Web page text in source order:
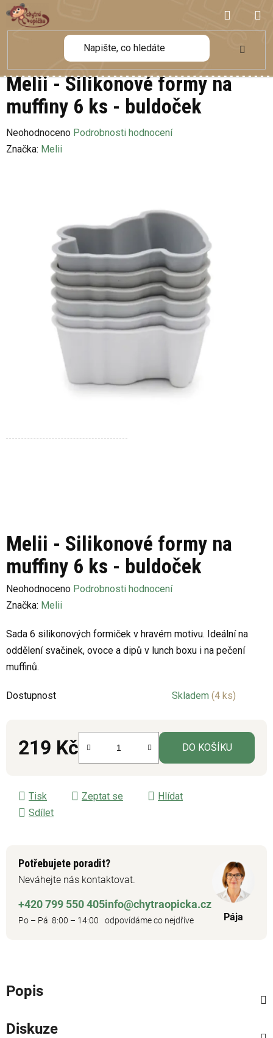
Přejít
na
obsah
KOŠÍK
Melii - Silikonové formy na
muffiny 6 ks - buldoček
Průměrné
hodnocení
je
0,0
z
hvězdiček.
Neohodnoceno Podrobnosti hodnocení
Značka: Melii
Sada 6 silikonových formiček v hravém motivu. Ideální na
oddělení svačinek, ovoce a dipů v lunch boxu i na pečení
muffinů.
Dostupnost Skladem (4 ks)
219 Kč DO KOŠÍKU
Tisk Zeptat se
Hlídat
Sdílet
Potřebujete poradit?
Neváhejte nás kontaktovat.
+420 799 550 405
Po – Pá 8:00 – 14:00
info@chytraopicka.cz
odpovídáme co nejdříve Pája
Melii - Silikonové formy na
muffiny 6 ks - buldoček
Průměrné
hodnocení
Neohodnoceno Podrobnosti hodnocení
Značka: Melii
Popis
Diskuze